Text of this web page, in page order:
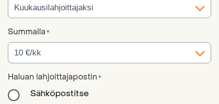
Summalla*
Haluan lahjoittajapostin*
Sähköpostitse